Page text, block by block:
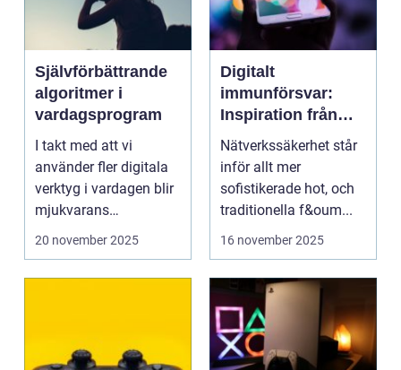
Självförbättrande
algoritmer i
vardagsprogram
I takt med att vi
använder fler digitala
verktyg i vardagen blir
mjukvarans
anpassningsför...
20 november 2025
Digitalt
immunförsvar:
Inspiration från
biologiska system
för att stärka
nätverkssäkerhet
Nätverkssäkerhet står
inför allt mer
sofistikerade hot, och
traditionella f&oum...
16 november 2025